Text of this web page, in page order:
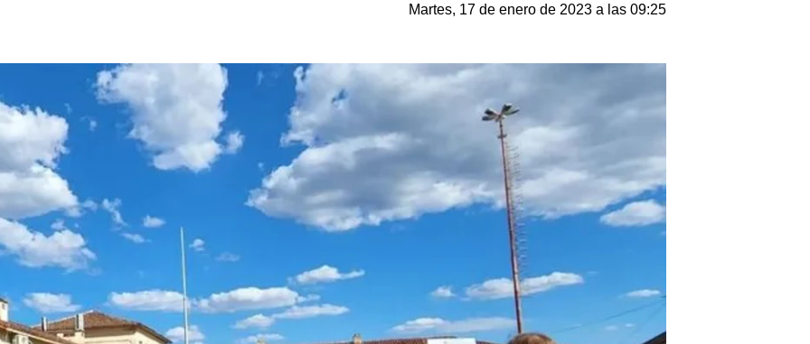
Martes, 17 de enero de 2023 a las 09:25